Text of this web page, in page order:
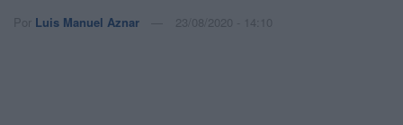
Por Luis Manuel Aznar 23/08/2020 - 14:10